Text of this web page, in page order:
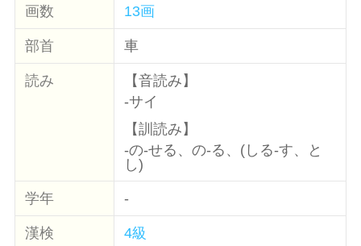
画数 13画
部首 車
読み
【音読み】
-サイ
【訓読み】
-の-せる、の-る、(しる-す、と
し)
学年 -
漢検 4級